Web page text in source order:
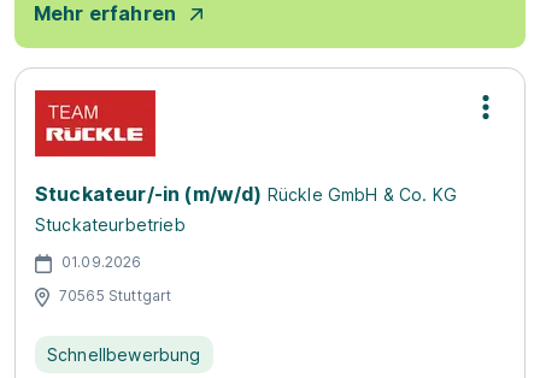
Mehr erfahren
Stuckateur/-in (m/w/d) Rückle GmbH & Co. KG
Stuckateurbetrieb
01.09.2026
70565 Stuttgart
Schnellbewerbung